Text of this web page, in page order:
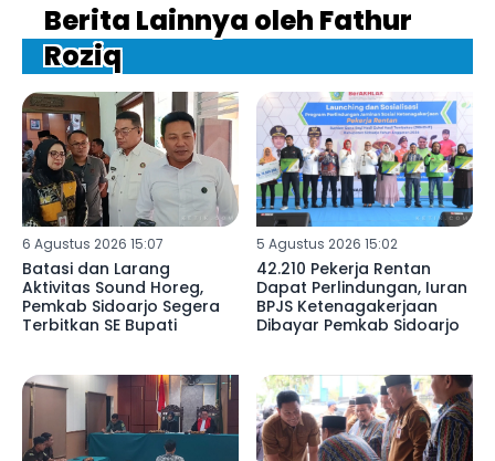
Berita Lainnya oleh Fathur
Roziq
6 Agustus 2026 15:07
Batasi dan Larang
Aktivitas Sound Horeg,
Pemkab Sidoarjo Segera
Terbitkan SE Bupati
5 Agustus 2026 15:02
42.210 Pekerja Rentan
Dapat Perlindungan, Iuran
BPJS Ketenagakerjaan
Dibayar Pemkab Sidoarjo